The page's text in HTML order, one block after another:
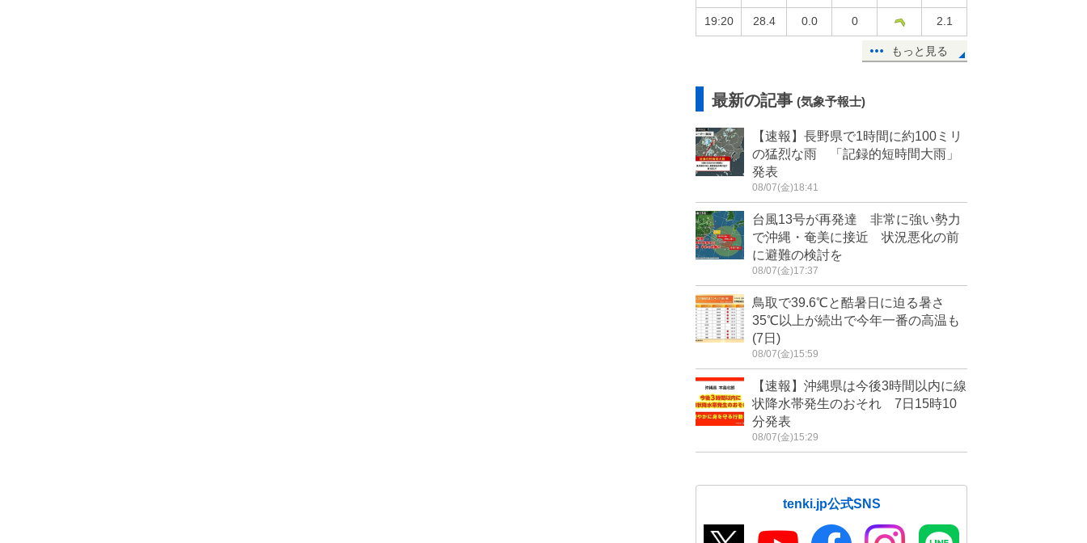
19:20 28.4 0.0 0 2.1
もっと見る
最新の記事 (気象予報士)
【速報】長野県で1時間に約100ミリ
の猛烈な雨 「記録的短時間大雨」
発表
08/07(金)18:41
台風13号が再発達 非常に強い勢力
で沖縄・奄美に接近 状況悪化の前
に避難の検討を
08/07(金)17:37
鳥取で39.6℃と酷暑日に迫る暑さ
35℃以上が続出で今年一番の高温も
(7日)
08/07(金)15:59
【速報】沖縄県は今後3時間以内に線
状降水帯発生のおそれ 7日15時10
分発表
08/07(金)15:29
tenki.jp公式SNS